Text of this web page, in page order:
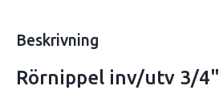
Beskrivning
Rörnippel inv/utv 3/4"